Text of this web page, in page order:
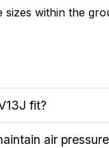
sizes within the
fit?
air